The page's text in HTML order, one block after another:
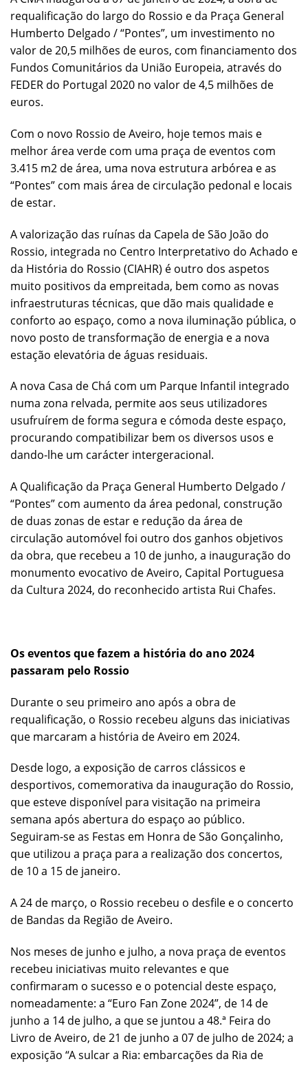
requalificação do largo do Rossio e da Praça General
Humberto Delgado / “Pontes”, um investimento no
valor de 20,5 milhões de euros, com financiamento dos
Fundos Comunitários da União Europeia, através do
FEDER do Portugal 2020 no valor de 4,5 milhões de
euros.
Com o novo Rossio de Aveiro, hoje temos mais e
melhor área verde com uma praça de eventos com
3.415 m2 de área, uma nova estrutura arbórea e as
“Pontes” com mais área de circulação pedonal e locais
de estar.
A valorização das ruínas da Capela de São João do
Rossio, integrada no Centro Interpretativo do Achado e
da História do Rossio (CIAHR) é outro dos aspetos
muito positivos da empreitada, bem como as novas
infraestruturas técnicas, que dão mais qualidade e
conforto ao espaço, como a nova iluminação pública, o
novo posto de transformação de energia e a nova
estação elevatória de águas residuais.
A nova Casa de Chá com um Parque Infantil integrado
numa zona relvada, permite aos seus utilizadores
usufruírem de forma segura e cómoda deste espaço,
procurando compatibilizar bem os diversos usos e
dando-lhe um carácter intergeracional.
A Qualificação da Praça General Humberto Delgado /
“Pontes” com aumento da área pedonal, construção
de duas zonas de estar e redução da área de
circulação automóvel foi outro dos ganhos objetivos
da obra, que recebeu a 10 de junho, a inauguração do
monumento evocativo de Aveiro, Capital Portuguesa
da Cultura 2024, do reconhecido artista Rui Chafes.
Os eventos que fazem a história do ano 2024
passaram pelo Rossio
Durante o seu primeiro ano após a obra de
requalificação, o Rossio recebeu alguns das iniciativas
que marcaram a história de Aveiro em 2024.
Desde logo, a exposição de carros clássicos e
desportivos, comemorativa da inauguração do Rossio,
que esteve disponível para visitação na primeira
semana após abertura do espaço ao público.
Seguiram-se as Festas em Honra de São Gonçalinho,
que utilizou a praça para a realização dos concertos,
de 10 a 15 de janeiro.
A 24 de março, o Rossio recebeu o desfile e o concerto
de Bandas da Região de Aveiro.
Nos meses de junho e julho, a nova praça de eventos
recebeu iniciativas muito relevantes e que
confirmaram o sucesso e o potencial deste espaço,
nomeadamente: a “Euro Fan Zone 2024”, de 14 de
junho a 14 de julho, a que se juntou a 48.ª Feira do
Livro de Aveiro, de 21 de junho a 07 de julho de 2024; a
exposição “A sulcar a Ria: embarcações da Ria de